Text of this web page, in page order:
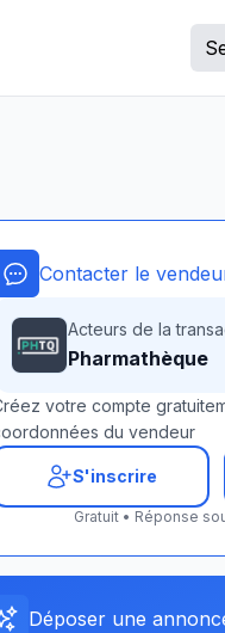
Contacter le
Acteurs de la
Pharmathèque
votre compte
du vendeur
S'inscrire
Gratuit • Réponse
Déposer une